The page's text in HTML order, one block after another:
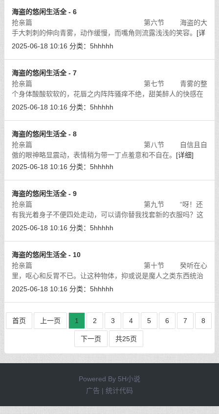
海盗的悠闲生活全 - 6
抢亲篇 第六节 海盗的大
手大刺刺的伸向青雾，动作缓慢，而嘴角则流露浅浅的笑容。 [详
细]
2025-06-18 10:16 分类： 5hhhhh
海盗的悠闲生活全 - 7
抢亲篇 第七节 青雾的整
个身体酸酸软软的，花唇之内阵阵骚痒不绝，甜美醉人的快感在
体内流窜不已。 [详细]
2025-06-18 10:16 分类： 5hhhhh
海盗的悠闲生活全 - 8
抢亲篇 第八节 自信且自
傲的眼神略显震动，表情稍为带一丁点羞意和不自在。 [详细]
2025-06-18 10:16 分类： 5hhhhh
海盗的悠闲生活全 - 9
抢亲篇 第九节 “呀！还
有我光着身子不便四处走动，可以请你替我找套新的衣服吗？这
个……能不能不要找些太下作或露出太多肌肤的呢！”青霭温柔委
2025-06-18 10:16 分类： 5hhhhh
海盗的悠闲生活全 - 10
抢亲篇 第十节 癸听在心
里，呕心和反胃不已。让这种物体，抑或说是魔人之类东西统治
天下，单是残害美女这一点已经够违反他的美学，如果可能还是
2025-06-18 10:16 分类： 5hhhhh
首页 上一页 1 2 3 4 5 6 7 8
下一页 共25页
Powered By 5H小说
广告 | 统计代码